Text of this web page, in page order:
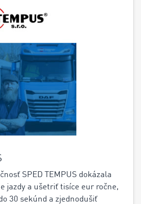
SPED TEMPUS dokázala
jazdy a ušetriť tisíce eur ročne,
30 sekúnd a zjednodušiť